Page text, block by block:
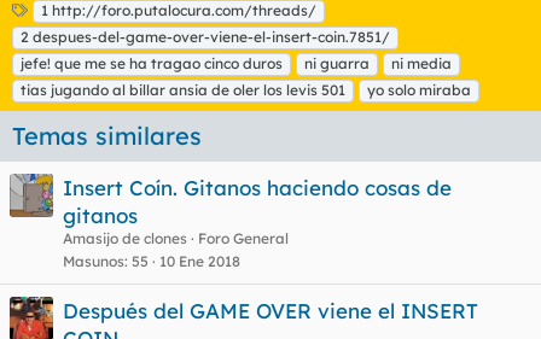
E
t
i
q
u
e
t
a
s
1 http://foro.putalocura.com/threads/
2 despues-del-game-over-viene-el-insert-coin.7851/
jefe! que me se ha tragao cinco duros
ni guarra
ni media
tias jugando al billar ansia de oler los levis 501
yo solo miraba
Temas similares
Insert Coín. Gitanos haciendo cosas de
gitanos
Amasijo de clones
Foro General
Masunos 55 10 Ene 2018
Después del GAME OVER viene el INSERT